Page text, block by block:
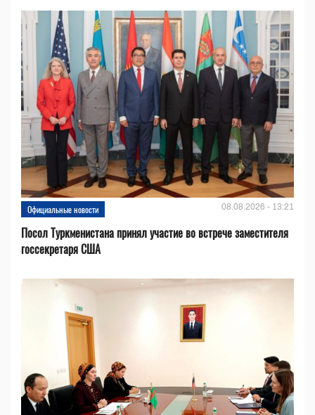
Официальные новости 08.08.2026 - 13:21
Посол Туркменистана принял участие во встрече заместителя
госсекретаря США